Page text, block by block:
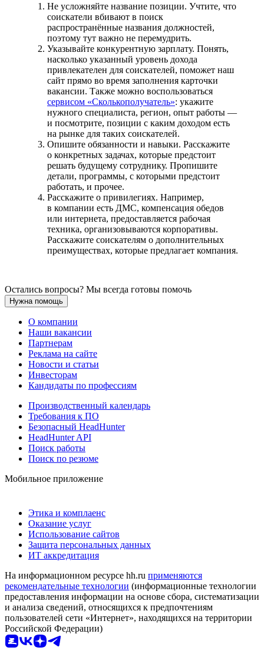
Не усложняйте название позиции. Учтите, что
соискатели вбивают в поиск
распространённые названия должностей,
поэтому тут важно не перемудрить.
Указывайте конкурентную зарплату. Понять,
насколько указанный уровень дохода
привлекателен для соискателей, поможет наш
сайт прямо во время заполнения карточки
вакансии. Также можно воспользоваться
сервисом «Сколькополучатель»: укажите
нужного специалиста, регион, опыт работы —
и посмотрите, позиции с каким доходом есть
на рынке для таких соискателей.
Опишите обязанности и навыки. Расскажите
о конкретных задачах, которые предстоит
решать будущему сотруднику. Пропишите
детали, программы, с которыми предстоит
работать, и прочее.
Расскажите о привилегиях. Например,
в компании есть ДМС, компенсация обедов
или интернета, предоставляется рабочая
техника, организовываются корпоративы.
Расскажите соискателям о дополнительных
преимуществах, которые предлагает компания.
Остались вопросы? Мы всегда готовы помочь
Нужна помощь
О компании
Наши вакансии
Партнерам
Реклама на сайте
Новости и статьи
Инвесторам
Кандидаты по профессиям
Производственный календарь
Требования к ПО
Безопасный HeadHunter
HeadHunter API
Поиск работы
Поиск по резюме
Мобильное приложение
Этика и комплаенс
Оказание услуг
Использование сайтов
Защита персональных данных
ИТ аккредитация
На информационном ресурсе hh.ru применяются
рекомендательные технологии (информационные технологии
предоставления информации на основе сбора, систематизации
и анализа сведений, относящихся к предпочтениям
пользователей сети «Интернет», находящихся на территории
Российской Федерации)